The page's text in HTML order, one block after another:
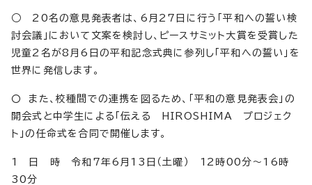
○ 20名の意見発表者は、6月27日に行う「平和への誓い検
討会議」において文案を検討し、ピースサミット大賞を受賞した
児童2名が8月6日の平和記念式典に参列し「平和への誓い」を
世界に発信します。
〇 また、校種間での連携を図るため、「平和の意見発表会」の
開会式と中学生による「伝える HIROSHIMA プロジェク
ト」の任命式を合同で開催します。
1 日 時 令和7年6月13日（土曜） 12時00分～16時
30分